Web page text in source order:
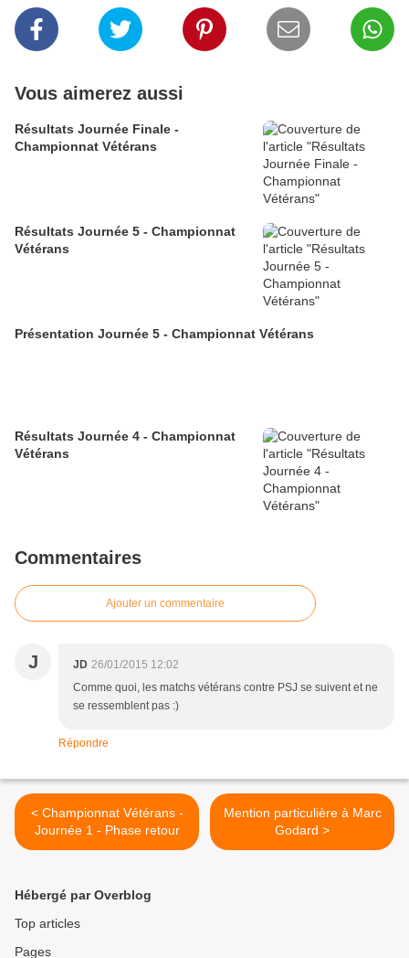
Vous aimerez aussi
Résultats Journée Finale -
Championnat Vétérans
Résultats Journée 5 - Championnat
Vétérans
Présentation Journée 5 - Championnat Vétérans
Résultats Journée 4 - Championnat
Vétérans
Commentaires
Ajouter un commentaire
J JD 26/01/2015 12:02
Comme quoi, les matchs vétérans contre PSJ se suivent et ne
se ressemblent pas :)
Répondre
< Championnat Vétérans -
Journée 1 - Phase retour
Mention particulière à Marc
Godard >
Hébergé par Overblog
Top articles
Pages